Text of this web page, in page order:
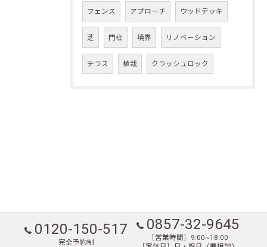
フェンス アプローチ ウッドデッキ
芝 門柱 境界 リノベーション
テラス 植栽 クラッシュロック
0120-150-517
完全予約制
0857-32-9645
［営業時間］9:00~18:00